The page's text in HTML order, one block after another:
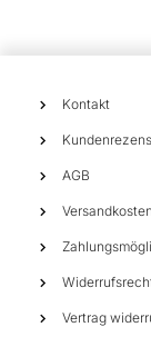
Kontakt
AGB
Vertrag